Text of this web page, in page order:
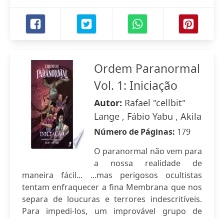
Ordem Paranormal
Vol. 1: Iniciação
Autor: Rafael "cellbit"
Lange , Fábio Yabu , Akila
Número de Páginas: 179
O paranormal não vem para
a nossa realidade de
maneira fácil... ...mas perigosos ocultistas
tentam enfraquecer a fina Membrana que nos
separa de loucuras e terrores indescritíveis.
Para impedi-los, um improvável grupo de